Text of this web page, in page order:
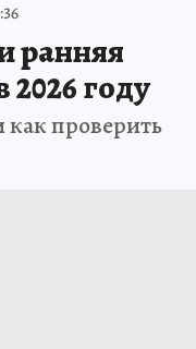
ранняя
2026 году
как проверить